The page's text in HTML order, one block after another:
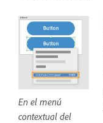
En el menú
contextual del